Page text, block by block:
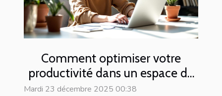
Comment optimiser votre
productivité dans un espace de
coworking moderne ?
Mardi 23 décembre 2025 00:38